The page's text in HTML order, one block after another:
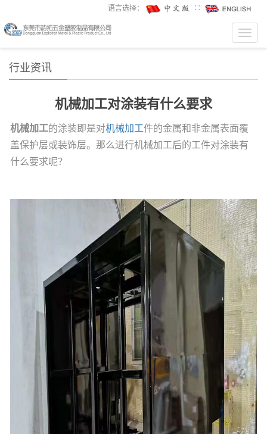
语言选择： ∷
行业资讯
机械加工对涂装有什么要求
机械加工的涂装即是对机械加工件的金属和非金属表面覆
盖保护层或装饰层。那么进行机械加工后的工件对涂装有
什么要求呢？